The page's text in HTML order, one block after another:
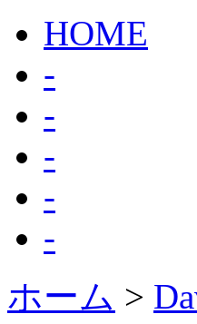
HOME
-
-
-
-
-
ホーム >